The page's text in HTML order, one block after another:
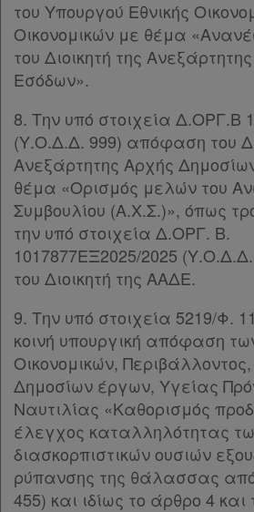
συνδρομητές
Τα
αγαπημένα
μου
Οι
σημειώσεις
μου
Ψάχνω
δε
βρίσκω
του Υπουργού Εθνικής
Οικονομικών με θέμα
του Διοικητή της
Εσόδων».
8. Την υπό στοιχεία Δ.ΟΡΓ.Β
(Υ.Ο.Δ.Δ. 999) απόφαση του
Ανεξάρτητης Αρχής
θέμα «Ορισμός μελών του
Συμβουλίου (Α.Χ.Σ.)», όπως
την υπό στοιχεία Δ.ΟΡΓ. Β.
1017877ΕΞ2025/2025
του Διοικητή της ΑΑΔΕ.
9. Την υπό στοιχεία 5219/Φ.
κοινή υπουργική απόφαση
Οικονομικών,
Δημοσίων έργων, Υγείας
Ναυτιλίας «Καθορισμός
έλεγχος καταλληλότητας
διασκορπιστικών ουσιών
ρύπανσης της θάλασσας
455) και ιδίως το άρθρο 4